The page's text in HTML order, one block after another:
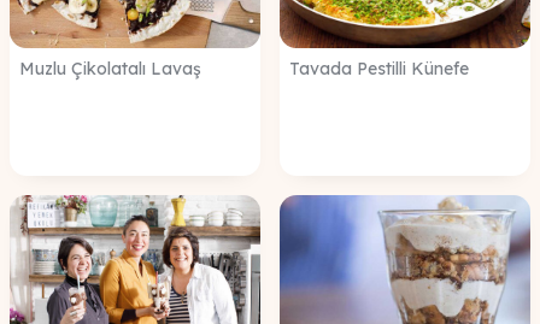
Muzlu Çikolatalı Lavaş Tavada Pestilli Künefe